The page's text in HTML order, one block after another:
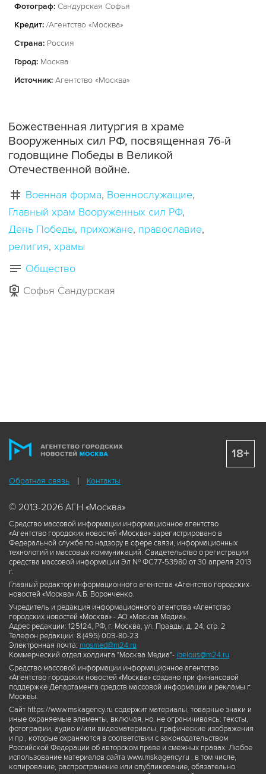
Фотограф: Сандурская Софья
Кредит: /Агентство «Москва»
Страна: Россия
Город: Москва
Источник: Агентство «Москва»
Божественная литургия в храме
Вооруженных сил РФ, посвященная 76-й
годовщине Победы в Великой
Отечественной войне.
Военная форма Военнослужащие
Главный храм Вооруженных сил РФ
День Победы прихожане православие
религия храмы
Общество
Софья Сандурская
Обратная связь Контакты
© 2013-2026 АГН «Москва»
Средство массовой информации информационное агентство
«Агентство городских новостей «Москва» зарегистрировано в
Федеральной службе по надзору в сфере связи, информационных
технологий и массовых коммуникаций. Свидетельство о регистрации
средства массовой информации Эл № ФС77-53980 от 30 апреля 2013
г.
Главный редактор информационного агентства «Агентство городских
новостей «Москва» А.Б. Воронченко.
Учредитель и редакция информационного агентства «Агентство
городских новостей «Москва» - АО «Москва Медиа».
Адрес редакции: 125124, РФ, г. Москва, ул. Правды, д. 24, стр. 2
Телефон редакции: 8 (495) 009-80-23
Электронная почта: mosmed@m24.ru
Коммерческий отдел холдинга "Москва Медиа"- ibelous@m24.ru
Средство массовой информации информационное агентство
«Агентство городских новостей «Москва» создано при финансовой
поддержке Департамента средств массовой информации и рекламы г.
Москвы.
Сайт https://www.mskagency.ru содержит материалы, товарные знаки и
иные охраняемые элементы, включая, но, не ограничиваясь: тексты,
фотографии, аудио и/или видеоматериалы, графические изображения
и пр., которые охраняются в соответствии с законодательством
Российской Федерации об авторском праве и смежных правах. Любое
использование материалов сайта www.mskagency.ru , в том числе,
копирование, распространение или опубликование, обязательно
18+